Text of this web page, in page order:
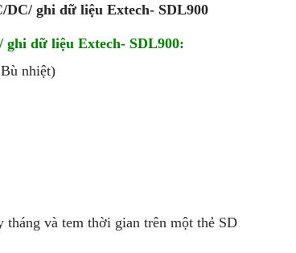
ghi dữ liệu Extech- SDL900
dữ liệu Extech- SDL900:
nhiệt)
và tem thời gian trên một thẻ SD